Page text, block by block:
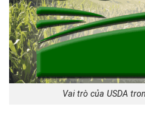
Vai trò của USDA